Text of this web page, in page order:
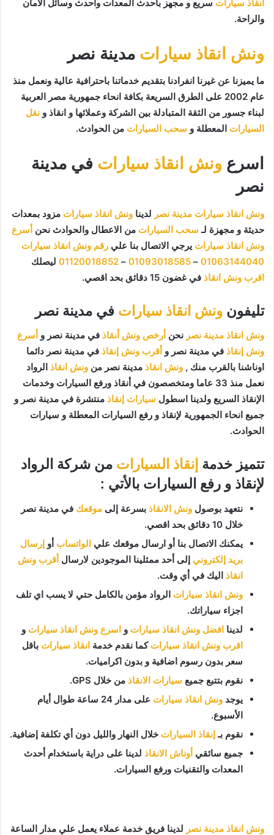
انقاذ سيارات سريع و مجهز بأحدث المعدات وأحدث وسائل الأمان
والراحة.
ونش انقاذ سيارات مدينة نصر
ما يميزنا عن غيرنا انفرادنا بتقديم خدماتنا باحترافية عالية ونعمل منذ
عام 2002 على الطرق السريعة بكافة انحاء جمهورية مصر العربية
لبناء جسور من الثقة المتبادلة بين الشركة وعملائها و انقاذ و نقل
السيارات المعطلة و سحب السيارات من الحوادث.
اسرع ونش انقاذ سيارات في مدينة
نصر
ونش انقاذ سيارات مدينة نصر لدينا ونش انقاذ سيارات مزود بمعدات
حديثة و مجهزة لـ سحب السيارات من الاعطال والحوادث نحن أسرع
ونش انقاذ سيارات يرجي الاتصال بنا علي رقم ونش انقاذ سيارات
01063144040
–
01093018585
–
01120018852 ليصلك
اقرب ونش انقاذ في غضون 15 دقائق بحد اقصي.
تليفون ونش انقاذ سيارات في مدينة نصر
ونش انقاذ مدينة نصر نحن أرخص ونش أنقاذ في مدينة نصر و أسرع
ونش إنقاذ في مدينة نصر و أقرب ونش إنقاذ في مدينة نصر دائما
اوناشنا بالقرب منك , ونش انقاذ مدينة نصر من ونش انقاذ الرواد
نعمل منذ 33 عاما ومتخصصون في أنقاذ ورفع السيارات وخدمات
الإنقاذ السريع ولدينا اسطول سيارات إنقاذ منتشرة في مدينة نصر و
جميع انحاء الجمهورية لإنقاذ و رفع السيارات المعطلة و سيارات
الحوادث.
تتميز خدمة إنقاذ السيارات من شركة الرواد
لإنقاذ و رفع السيارات بالأتي :
نتعهد بوصول ونش الانقاذ بسرعة إلى موقعك في مدينة نصر
خلال 10 دقائق بحد اقصي.
يمكنك الاتصال بنا أو ارسال موقعك علي الواتساب أو إرسال
بريد إلكتروني إلى أحد ممثلينا الموجودين لارسال أقرب ونش
انقاذ اليك في أي وقت.
ونش انقاذ سيارات الرواد مؤمن بالكامل حتي لا يسب اي تلف
اجزاء سياراتك.
لدينا افضل ونش انقاذ سيارات و اسرع ونش انقاذ سيارات و
اقرب ونش انقاذ سيارات كما نقدم خدمة انقاذ سيارات باقل
سعر بدون رسوم اضافية و بدون اكراميات.
نقوم بتتبع جميع سيارات الانقاذ من خلال GPS.
يوجد ونش انقاذ سيارات
على مدار 24 ساعة طوال أيام
الأسبوع.
نقوم بـإنقاذ السيارات خلال النهار والليل دون أي تكلفة إضافية.
جميع سائقي أوناش الانقاذ لدينا على دراية باستخدام أحدث
المعدات والتقنيات ورفع السيارات.
ونش انقاذ مدينة نصر لدينا فريق خدمة عملاء يعمل علي مدار الساعة